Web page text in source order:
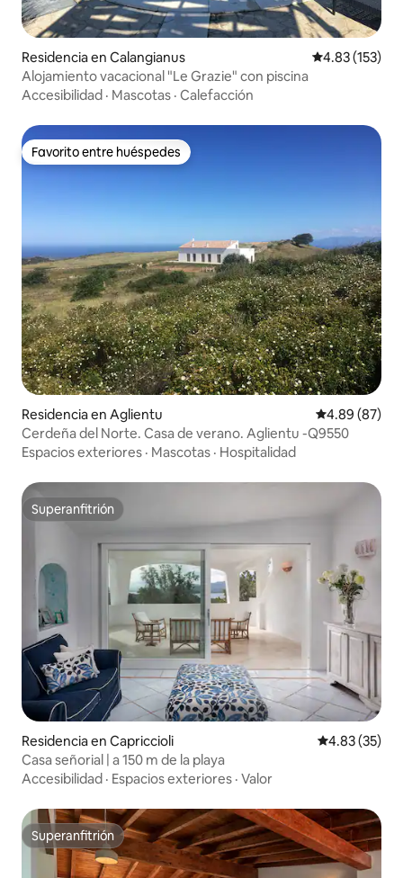
Residencia en Calangianus Calificación
4.83 (153)
Alojamiento vacacional "Le Grazie" con piscina
Accesibilidad · Mascotas · Calefacción
Favorito entre huéspedes
Favorito entre huéspedes
Residencia en Aglientu Calificación
4.89 (87)
Cerdeña del Norte. Casa de verano. Aglientu -Q9550
Espacios exteriores · Mascotas · Hospitalidad
Superanfitrión
Superanfitrión
Residencia en Capriccioli Calificación
4.83 (35)
Casa señorial | a 150 m de la playa
Accesibilidad · Espacios exteriores · Valor
Superanfitrión
Superanfitrión